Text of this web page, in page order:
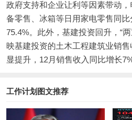
政府支持和企业让利等因素带动
备零售、冰箱等日用家电零售同
75.4%。此外，基建投资回升，“
映基建投资的土木工程建筑业销
显提升，12月销售收入同比增长7%
工作计划图文推荐